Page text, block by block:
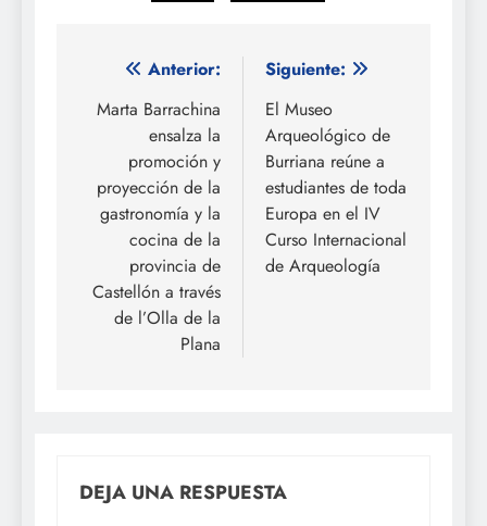
Navegación
de
entradas
Anterior:
Marta Barrachina
ensalza la
promoción y
proyección de la
gastronomía y la
cocina de la
provincia de
Castellón a través
de l’Olla de la
Plana
Siguiente:
El Museo
Arqueológico de
Burriana reúne a
estudiantes de toda
Europa en el IV
Curso Internacional
de Arqueología
DEJA UNA RESPUESTA